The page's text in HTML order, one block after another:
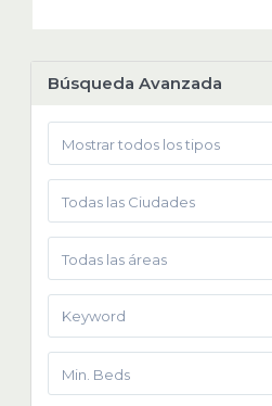
Búsqueda Avanzada
Mostrar todos los tipos
Todas las Ciudades
Todas las áreas
Min. Beds